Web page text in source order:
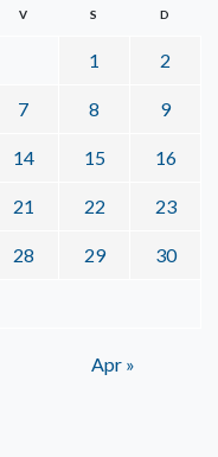
V S D
1 2
7 8 9
14 15 16
21 22 23
28 29 30
Apr »